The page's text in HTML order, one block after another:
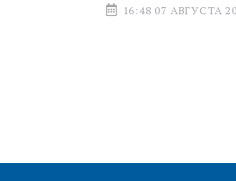
16:48 07 АВГУСТА 2026